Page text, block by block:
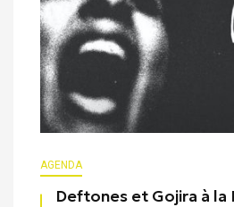
AGENDA
Deftones et Gojira à la